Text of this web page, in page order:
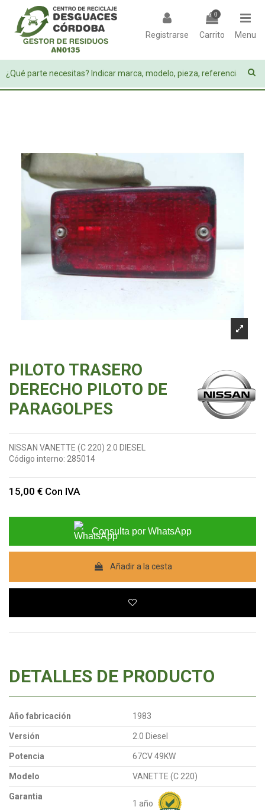
Registrarse
0
Carrito Menu
PILOTO TRASERO
DERECHO PILOTO DE
PARAGOLPES
NISSAN VANETTE (C 220) 2.0 DIESEL
Código interno: 285014
15,00 € Con IVA
Consulta por WhatsApp
Añadir a la cesta
DETALLES DE PRODUCTO
Año fabricación 1983
Versión 2.0 Diesel
Potencia 67CV 49KW
Modelo VANETTE (C 220)
Garantia
1 año